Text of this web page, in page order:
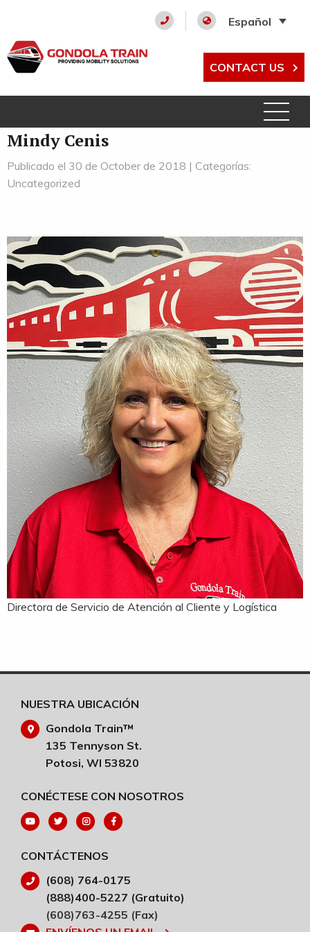
Español
CONTACT US
Mindy Cenis
Publicado el 30 de October de 2018 | Categorías:
Uncategorized
Directora de Servicio de Atención al Cliente y Logística
NUESTRA UBICACIÓN
Gondola Train™
135 Tennyson St.
Potosi, WI 53820
CONÉCTESE CON NOSOTROS
CONTÁCTENOS
(608) 764-0175
(888)400-5227 (Gratuito)
(608)763-4255 (Fax)